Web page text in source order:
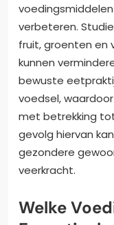
verbeteren.
fruit, groenten en
kunnen
bewuste
voedsel,
met betrekking
gevolg hiervan
gezondere
veerkracht.
Welke